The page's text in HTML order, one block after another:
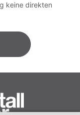
keine direkten